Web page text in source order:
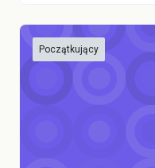
Początkujący